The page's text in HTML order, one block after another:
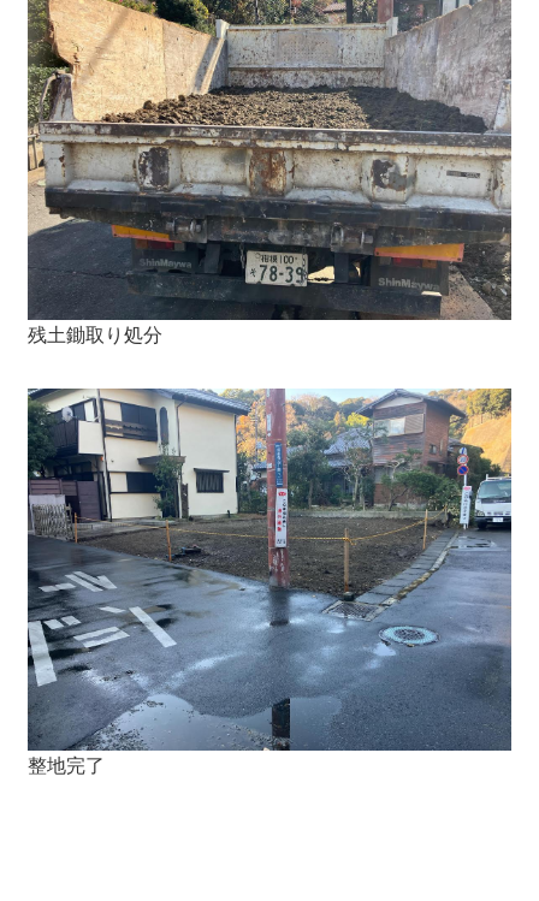
残土鋤取り処分
整地完了